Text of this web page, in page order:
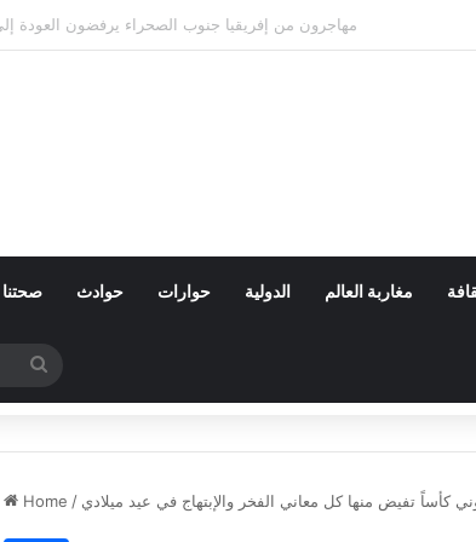
رفع أسعار الغازوال.. جدل
صحتنا حوادث حوارات الدولية مغاربة العالم
for
Home / كأساً تفيض منها كل معاني الفخر والإبتهاج في عيد ميلادي